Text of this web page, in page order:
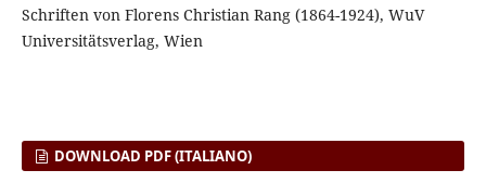
Schriften von Florens Christian Rang (1864-1924), WuV
Universitätsverlag, Wien
DOWNLOAD PDF (ITALIANO)